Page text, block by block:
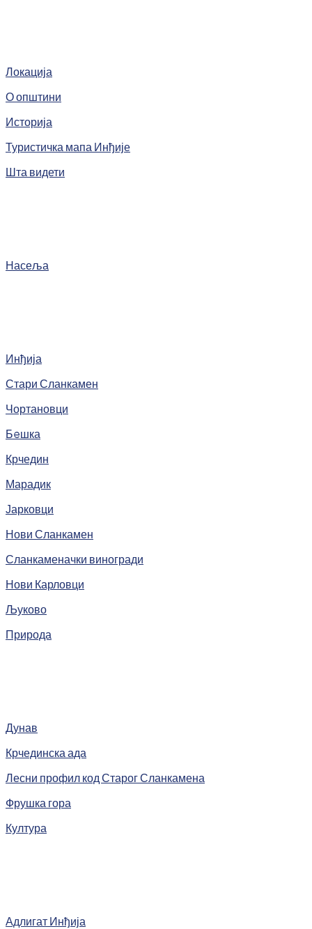
Локација
О општини
Историја
Туристичка мапа Инђије
Шта видети
Насеља
Инђија
Стари Сланкамен
Чортановци
Бeшка
Крчедин
Марадик
Јарковци
Нови Сланкамен
Сланкаменачки виногради
Нови Карловци
Љуково
Природа
Дунав
Крчединска ада
Лесни профил код Старог Сланкамена
Фрушка гора
Култура
Адлигат Инђија